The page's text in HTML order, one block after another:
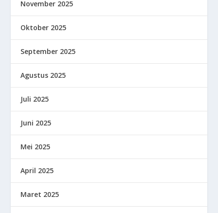
November 2025
Oktober 2025
September 2025
Agustus 2025
Juli 2025
Juni 2025
Mei 2025
April 2025
Maret 2025